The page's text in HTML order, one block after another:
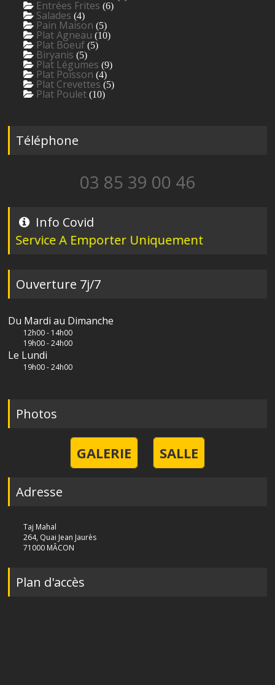
Entrées Frites (6)
Salades (4)
Pain Maison (5)
Plat Agneau (10)
Plat Boeuf (5)
Biryanis (5)
Plat Légumes (9)
Plat Poisson (4)
Plat Crevettes (5)
Plat Poulet (10)
Téléphone
03 85 39 00 46
Info Covid
A Emporter Uniquement
Ouverture 7j/7
Du Mardi au Dimanche
12h00 - 14h00
19h00 - 24h00
Le Lundi
19h00 - 24h00
Photos
GALERIE SALLE
Adresse
Taj Mahal
264, Quai Jean Jaurès
71000 MÂCON
Plan d'accès